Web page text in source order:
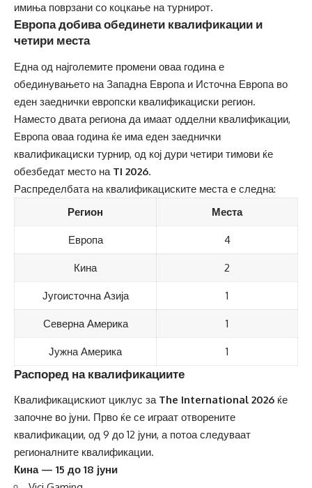
имиња поврзани со коцкање на турнирот.
Европа добива обединети квалификации и
четири места
Една од најголемите промени оваа година е
обединувањето на Западна Европа и Источна Европа во
еден заеднички европски квалификациски регион.
Наместо двата региона да имаат одделни квалификации,
Европа оваа година ќе има еден заеднички
квалификациски турнир, од кој дури четири тимови ќе
обезбедат место на TI 2026.
Распределбата на квалификациските места е следна:
Регион
Места
Европа 4
Кина 2
Југоисточна Азија 1
Северна Америка 1
Јужна Америка 1
Распоред на квалификациите
Квалификацискиот циклус за The International 2026 ќе
започне во јуни. Прво ќе се играат отворените
квалификации, од 9 до 12 јуни, а потоа следуваат
регионалните квалификации.
Кина — 15 до 18 јуни